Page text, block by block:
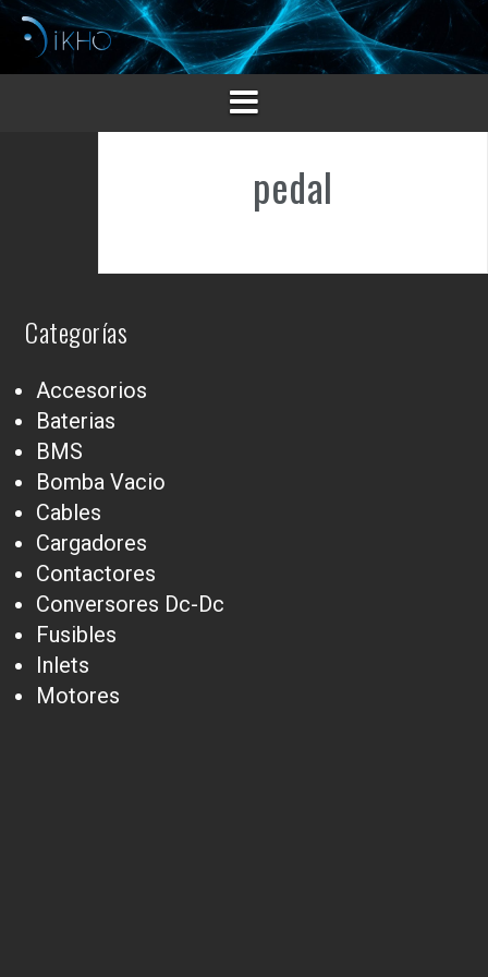
Saltar
contenido
pedal
Categorías
Accesorios
Baterias
BMS
Bomba Vacio
Cables
Cargadores
Contactores
Conversores Dc-Dc
Fusibles
Inlets
Motores